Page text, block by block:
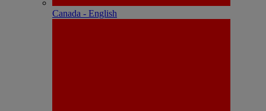
Canada - English